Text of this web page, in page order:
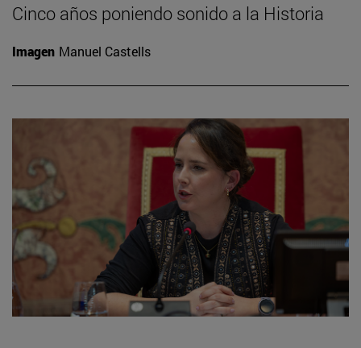
Cinco años poniendo sonido a la Historia
Imagen Manuel Castells